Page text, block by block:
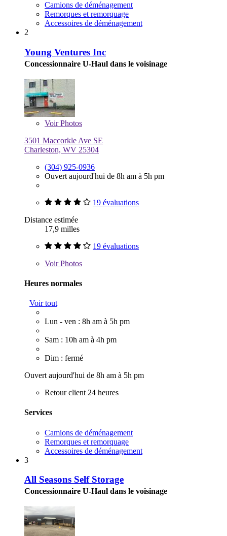
Camions de déménagement
Remorques et remorquage
Accessoires de déménagement
2
Young Ventures Inc
Concessionnaire U-Haul dans le voisinage
VoirPhotos
3501 Maccorkle Ave SE
Charleston, WV 25304
(304) 925-0936
Ouvert aujourd'hui de 8h am à 5h pm
19 évaluations
Distance estimée
17,9 milles
19 évaluations
VoirPhotos
Heures normales
Voir tout
Lun - ven : 8h am à 5h pm
Sam : 10h am à 4h pm
Dim : fermé
Ouvert aujourd'hui de 8h am à 5h pm
Retour client 24 heures
Services
Camions de déménagement
Remorques et remorquage
Accessoires de déménagement
3
All Seasons Self Storage
Concessionnaire U-Haul dans le voisinage